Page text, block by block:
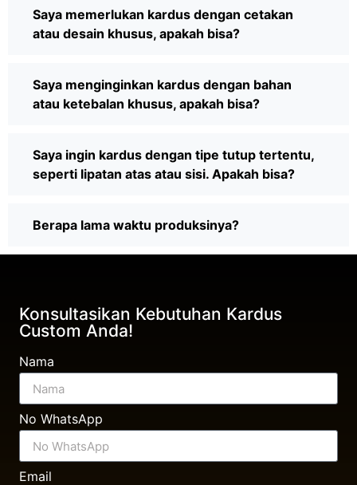
Saya memerlukan kardus dengan cetakan
atau desain khusus, apakah bisa?
Saya menginginkan kardus dengan bahan
atau ketebalan khusus, apakah bisa?
Saya ingin kardus dengan tipe tutup tertentu,
seperti lipatan atas atau sisi. Apakah bisa?
Berapa lama waktu produksinya?
Konsultasikan Kebutuhan Kardus
Custom Anda!
Nama
No WhatsApp
Email